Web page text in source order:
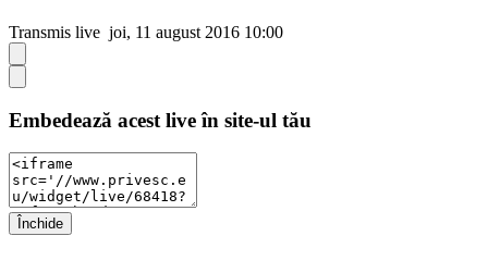
Transmis live joi, 11 august 2016 10:00
Embedează acest live în site-ul tău
Închide